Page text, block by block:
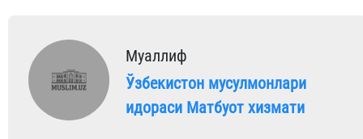
Муаллиф
Ўзбекистон мусулмонлари
идораси Матбуот хизмати